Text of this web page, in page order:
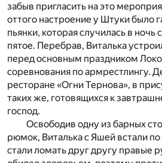
забыв пригласить на это
оттого настроение у Штуки было
пьянки, которая случилась в ночь
пятое. Перебрав, Виталька
перед основным праздником
соревнования по армрестлингу.
ресторане «Огни Тернова», в
таких же, готовящихся к
господ.
Освободив одну из барных
рюмок, Виталька с Яшей встали
стали ломать друг другу правые